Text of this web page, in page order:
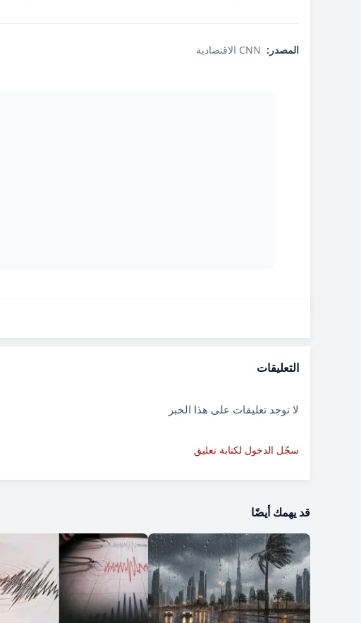
المصدر: CNN الاقتصادية
التعليقات
لا توجد تعليقات على هذا الخبر
سجّل الدخول لكتابة تعليق
قد يهمك أيضًا